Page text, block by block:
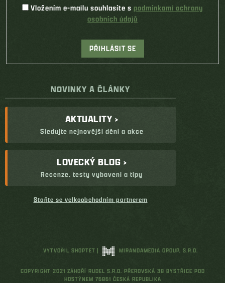
Vložením e-mailu souhlasíte s podmínkami ochrany
osobních údajů
PŘIHLÁSIT SE
NOVINKY A ČLÁNKY
AKTUALITY ›
Sledujte nejnovější dění a akce
LOVECKÝ BLOG ›
Recenze, testy vybavení a tipy
Staňte se velkoobchodním partnerem
VYTVOŘIL SHOPTET | MIRANDAMEDIA GROUP, S.R.O.
COPYRIGHT 2021 ZÁHOŘÍ RUDEL S.R.O. PŘEROVSKÁ 38 BYSTŘICE POD
HOSTÝNEM 76861 ČESKÁ REPUBLIKA